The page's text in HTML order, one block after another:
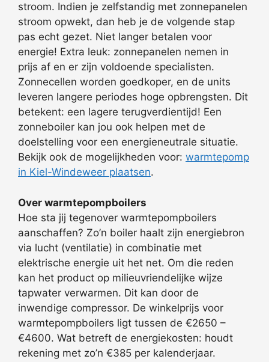
stroom. Indien je zelfstandig met zonnepanelen
stroom opwekt, dan heb je de volgende stap
pas echt gezet. Niet langer betalen voor
energie! Extra leuk: zonnepanelen nemen in
prijs af en er zijn voldoende specialisten.
Zonnecellen worden goedkoper, en de units
leveren langere periodes hoge opbrengsten. Dit
betekent: een lagere terugverdientijd! Een
zonneboiler kan jou ook helpen met de
doelstelling voor een energieneutrale situatie.
Bekijk ook de mogelijkheden voor: warmtepomp
in Kiel-Windeweer plaatsen.
Over warmtepompboilers
Hoe sta jij tegenover warmtepompboilers
aanschaffen? Zo’n boiler haalt zijn energiebron
via lucht (ventilatie) in combinatie met
elektrische energie uit het net. Om die reden
kan het product op milieuvriendelijke wijze
tapwater verwarmen. Dit kan door de
inwendige compressor. De winkelprijs voor
warmtepompboilers ligt tussen de €2650 –
€4600. Wat betreft de energiekosten: houdt
rekening met zo’n €385 per kalenderjaar.